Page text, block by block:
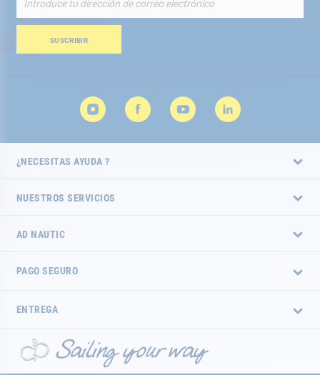
nuestro
de
SUSCRIBIR
¿NECESITAS AYUDA ?
NUESTROS SERVICIOS
AD NAUTIC
PAGO SEGURO
ENTREGA